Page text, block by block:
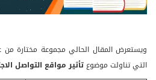
ويستعرض المقال الحالي مجموعة مختارة من
التي تناولت موضوعتأثير مواقع التواصل